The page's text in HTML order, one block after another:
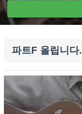
파트F 올립니다.